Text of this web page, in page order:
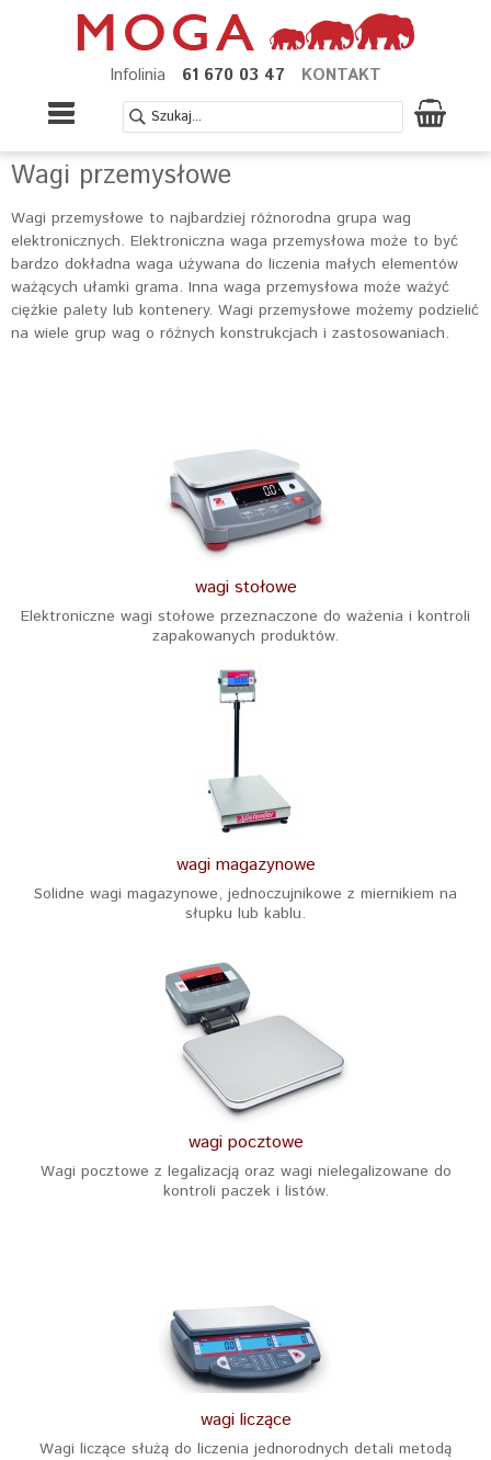
Infolinia 61 670 03 47 KONTAKT
Wagi przemysłowe
Wagi przemysłowe to najbardziej różnorodna grupa wag
elektronicznych. Elektroniczna waga przemysłowa może to być
bardzo dokładna waga używana do liczenia małych elementów
ważących ułamki grama. Inna waga przemysłowa może ważyć
ciężkie palety lub kontenery. Wagi przemysłowe możemy podzielić
na wiele grup wag o różnych konstrukcjach i zastosowaniach.
wagi stołowe
Elektroniczne wagi stołowe przeznaczone do ważenia i kontroli
zapakowanych produktów.
wagi magazynowe
Solidne wagi magazynowe, jednoczujnikowe z miernikiem na
słupku lub kablu.
wagi pocztowe
Wagi pocztowe z legalizacją oraz wagi nielegalizowane do
kontroli paczek i listów.
wagi liczące
Wagi liczące służą do liczenia jednorodnych detali metodą